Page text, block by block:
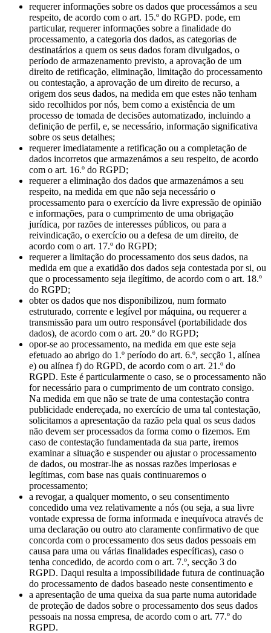
requerer informações sobre os dados que processámos a seu
respeito, de acordo com o art. 15.º do RGPD. pode, em
particular, requerer informações sobre a finalidade do
processamento, a categoria dos dados, as categorias de
destinatários a quem os seus dados foram divulgados, o
período de armazenamento previsto, a aprovação de um
direito de retificação, eliminação, limitação do processamento
ou contestação, a aprovação de um direito de recurso, a
origem dos seus dados, na medida em que estes não tenham
sido recolhidos por nós, bem como a existência de um
processo de tomada de decisões automatizado, incluindo a
definição de perfil, e, se necessário, informação significativa
sobre os seus detalhes;
requerer imediatamente a retificação ou a completação de
dados incorretos que armazenámos a seu respeito, de acordo
com o art. 16.º do RGPD;
requerer a eliminação dos dados que armazenámos a seu
respeito, na medida em que não seja necessário o
processamento para o exercício da livre expressão de opinião
e informações, para o cumprimento de uma obrigação
jurídica, por razões de interesses públicos, ou para a
reivindicação, o exercício ou a defesa de um direito, de
acordo com o art. 17.º do RGPD;
requerer a limitação do processamento dos seus dados, na
medida em que a exatidão dos dados seja contestada por si, ou
que o processamento seja ilegítimo, de acordo com o art. 18.º
do RGPD;
obter os dados que nos disponibilizou, num formato
estruturado, corrente e legível por máquina, ou requerer a
transmissão para um outro responsável (portabilidade dos
dados), de acordo com o art. 20.º do RGPD;
opor-se ao processamento, na medida em que este seja
efetuado ao abrigo do 1.º período do art. 6.º, secção 1, alínea
e) ou alínea f) do RGPD, de acordo com o art. 21.º do
RGPD. Este é particularmente o caso, se o processamento não
for necessário para o cumprimento de um contrato consigo.
Na medida em que não se trate de uma contestação contra
publicidade endereçada, no exercício de uma tal contestação,
solicitamos a apresentação da razão pela qual os seus dados
não devem ser processados da forma como o fizemos. Em
caso de contestação fundamentada da sua parte, iremos
examinar a situação e suspender ou ajustar o processamento
de dados, ou mostrar-lhe as nossas razões imperiosas e
legítimas, com base nas quais continuaremos o
processamento;
a revogar, a qualquer momento, o seu consentimento
concedido uma vez relativamente a nós (ou seja, a sua livre
vontade expressa de forma informada e inequívoca através de
uma declaração ou outro ato claramente confirmativo de que
concorda com o processamento dos seus dados pessoais em
causa para uma ou várias finalidades específicas), caso o
tenha concedido, de acordo com o art. 7.º, secção 3 do
RGPD. Daqui resulta a impossibilidade futura de continuação
do processamento de dados baseado neste consentimento e
a apresentação de uma queixa da sua parte numa autoridade
de proteção de dados sobre o processamento dos seus dados
pessoais na nossa empresa, de acordo com o art. 77.º do
RGPD.